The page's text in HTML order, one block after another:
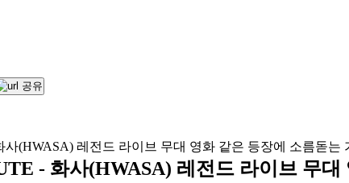
- 화사(HWASA) 레전드 라이브 무